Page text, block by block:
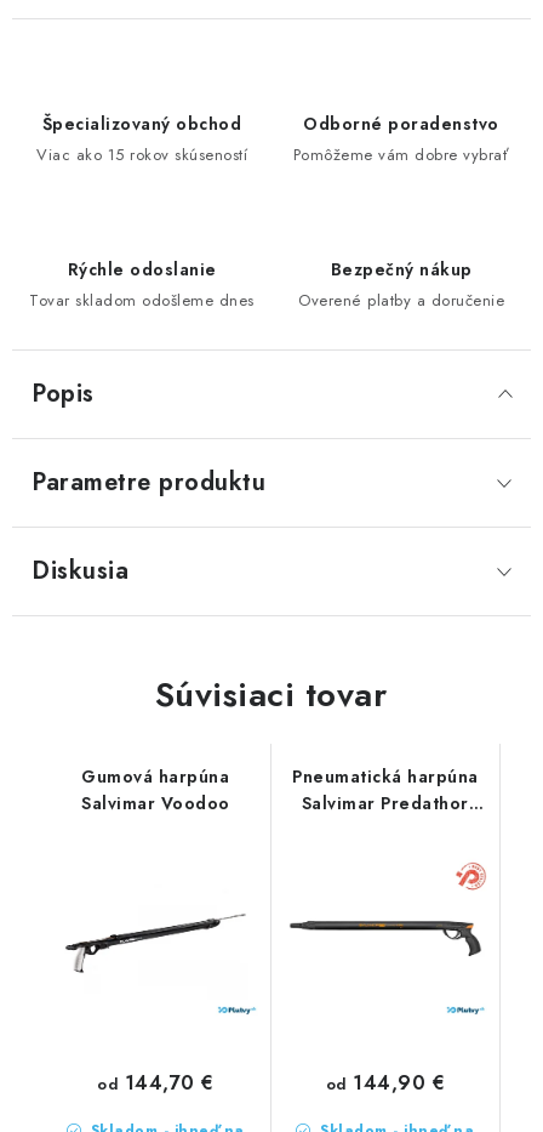
Špecializovaný obchod
Viac ako 15 rokov skúseností
Odborné poradenstvo
Pomôžeme vám dobre vybrať
Rýchle odoslanie
Tovar skladom odošleme dnes
Bezpečný nákup
Overené platby a doručenie
Popis
Parametre produktu
Diskusia
Súvisiaci tovar
Gumová harpúna
Salvimar Voodoo
od 144,70 €
Pneumatická harpúna
Salvimar Predathor
od 144,90 €